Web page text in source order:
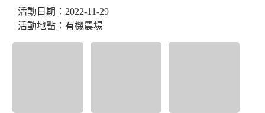
活動日期：2022-11-29
活動地點：有機農場